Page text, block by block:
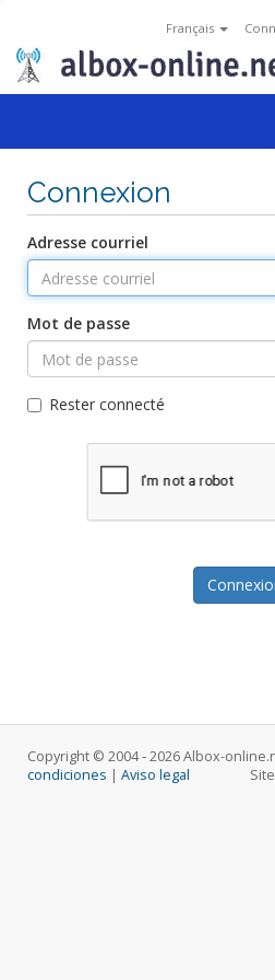
Français
Connexion
Adresse courriel
Mot de passe
Rester connecté
Copyright © 2004 ‐ 2026 Albox-
condiciones | Aviso legal